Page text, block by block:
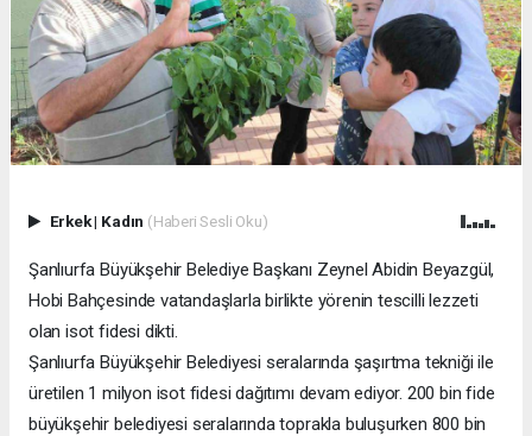
Erkek| Kadın (Haberi Sesli Oku)
Şanlıurfa Büyükşehir Belediye Başkanı Zeynel Abidin Beyazgül,
Hobi Bahçesinde vatandaşlarla birlikte yörenin tescilli lezzeti
olan isot fidesi dikti.
Şanlıurfa Büyükşehir Belediyesi seralarında şaşırtma tekniği ile
üretilen 1 milyon isot fidesi dağıtımı devam ediyor. 200 bin fide
büyükşehir belediyesi seralarında toprakla buluşurken 800 bin